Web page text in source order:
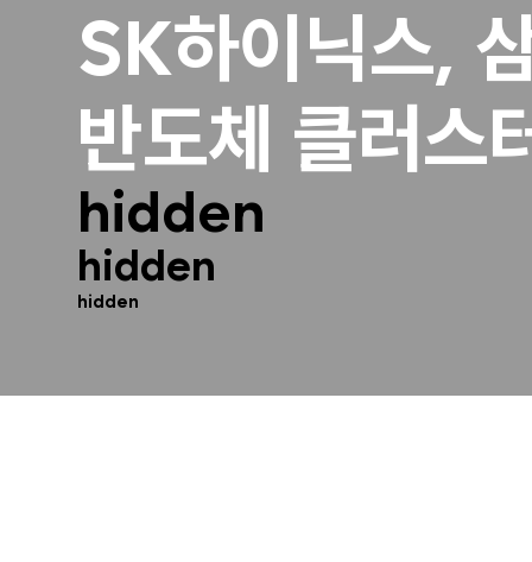
SK하이닉스,
반도체 클러스
hidden
hidden
hidden